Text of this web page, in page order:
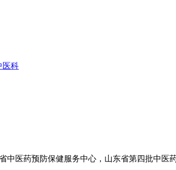
医科
中医药预防保健服务中心，山东省第四批中